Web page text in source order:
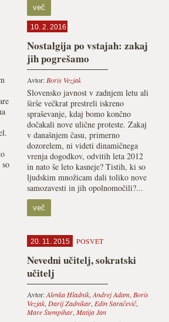
več
10. 2. 2016
Nostalgija po vstajah: zakaj
jih pogrešamo
Avtor: Boris Vezjak
Slovensko javnost v zadnjem letu ali
širše večkrat prestreli iskreno
spraševanje, kdaj bomo končno
dočakali nove ulične proteste. Zakaj
v današnjem času, primerno
dozorelem, ni videti dinamičnega
vrenja dogodkov, odvitih leta 2012
in nato še leto kasneje? Tistih, ki so
ljudskim množicam dali toliko nove
samozavesti in jih opolnomočili?...
več
20. 11. 2015 POSVET
Nevedni učitelj, sokratski
učitelj
Avtor:Alenka Hladnik, Andrej Adam, Boris
Vezjak, Darij Zadnikar, Edin Saračevič,
Mare Štempihar, Matija Jan